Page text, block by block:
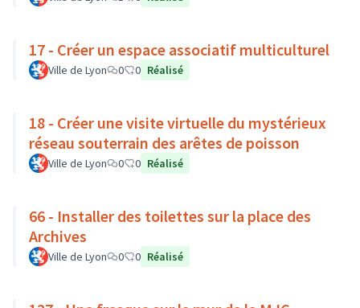
17 - Créer un espace associatif multiculturel
Ville de Lyon 0 0 Réalisé
18 - Créer une visite virtuelle du mystérieux
réseau souterrain des arêtes de poisson
Ville de Lyon 0 0 Réalisé
66 - Installer des toilettes sur la place des
Archives
Ville de Lyon 0 0 Réalisé